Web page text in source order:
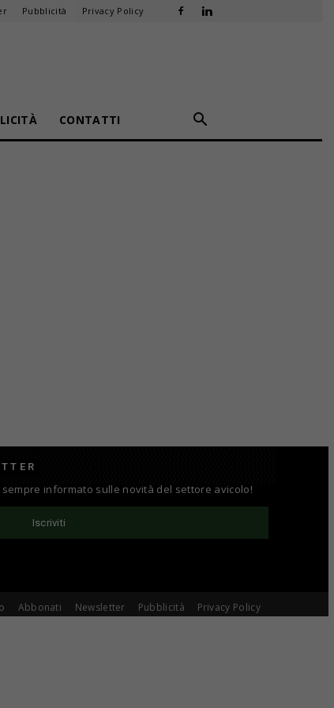
Pubblicità Privacy Policy
CONTATTI
informato sulle novità del settore avicolo!
Iscriviti
Abbonati Newsletter Pubblicità Privacy Policy